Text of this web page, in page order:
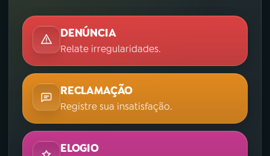
DENÚNCIA
Relate irregularidades.
RECLAMAÇÃO
Registre sua insatisfação.
ELOGIO